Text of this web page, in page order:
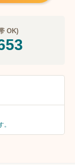
OK)